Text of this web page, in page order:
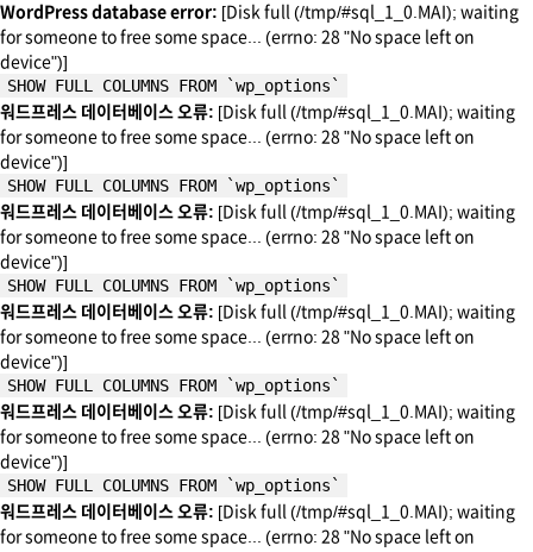
WordPress database error: [Disk full (/tmp/#sql_1_0.MAI); waiting
for someone to free some space... (errno: 28 "No space left on
device")]
SHOW FULL COLUMNS FROM `wp_options`
워드프레스 데이터베이스 오류: [Disk full (/tmp/#sql_1_0.MAI); waiting
for someone to free some space... (errno: 28 "No space left on
device")]
SHOW FULL COLUMNS FROM `wp_options`
워드프레스 데이터베이스 오류: [Disk full (/tmp/#sql_1_0.MAI); waiting
for someone to free some space... (errno: 28 "No space left on
device")]
SHOW FULL COLUMNS FROM `wp_options`
워드프레스 데이터베이스 오류: [Disk full (/tmp/#sql_1_0.MAI); waiting
for someone to free some space... (errno: 28 "No space left on
device")]
SHOW FULL COLUMNS FROM `wp_options`
워드프레스 데이터베이스 오류: [Disk full (/tmp/#sql_1_0.MAI); waiting
for someone to free some space... (errno: 28 "No space left on
device")]
SHOW FULL COLUMNS FROM `wp_options`
워드프레스 데이터베이스 오류: [Disk full (/tmp/#sql_1_0.MAI); waiting
for someone to free some space... (errno: 28 "No space left on